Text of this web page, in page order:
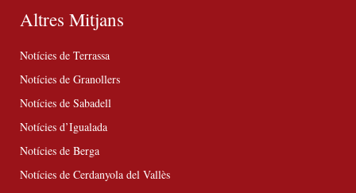
Altres Mitjans
Notícies de Terrassa
Notícies de Granollers
Notícies de Sabadell
Notícies d’Igualada
Notícies de Berga
Notícies de Cerdanyola del Vallès